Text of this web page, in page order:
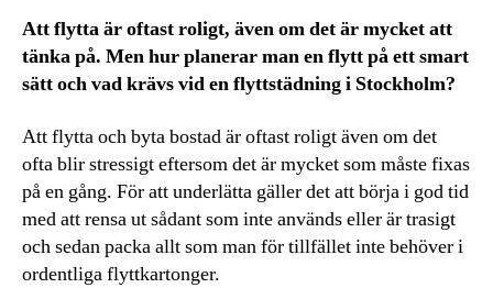
Att flytta är oftast roligt, även om det är mycket att
tänka på. Men hur planerar man en flytt på ett smart
sätt och vad krävs vid en flyttstädning i Stockholm?
Att flytta och byta bostad är oftast roligt även om det
ofta blir stressigt eftersom det är mycket som måste fixas
på en gång. För att underlätta gäller det att börja i god tid
med att rensa ut sådant som inte används eller är trasigt
och sedan packa allt som man för tillfället inte behöver i
ordentliga flyttkartonger.